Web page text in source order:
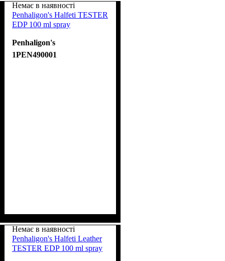
Немає в наявності
Penhaligon's Halfeti TESTER
EDP 100 ml spray
Penhaligon's
1PEN490001
Немає в наявності
Penhaligon's Halfeti Leather
TESTER EDP 100 ml spray